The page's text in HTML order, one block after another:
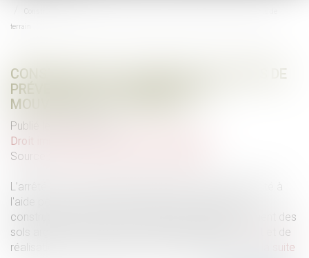
terrain
CONSTRUCTION : ÉLIGIBILITÉ AU FONDS DE
PRÉVENTION DU PHÉNOMÈNE DE
MOUVEMENTS DE TERRAIN
Publié le :
Droit immobilier
Source :
L’arrêté du 23 avril 2026 modifie les critères d'éligibilité à
l'aide pour la prévention des désordres dans les
constructions liés au phénomène de retrait-gonflement des
sols argileux, ainsi que les modalités de financement et de
réalisation des prestations et travaux éligibles...
Lire la suite